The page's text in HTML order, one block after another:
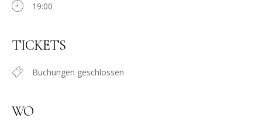
19:00
TICKETS
Buchungen geschlossen
WO